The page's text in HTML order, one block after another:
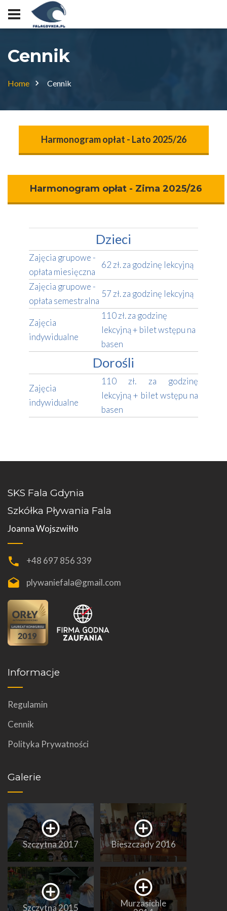
Cennik
Home Cennik
Harmonogram opłat - Lato 2025/26
Harmonogram opłat - Zima 2025/26
Dzieci
Zajęcia grupowe -
opłata miesięczna
62 zł. za godzinę lekcyjną
Zajęcia grupowe -
opłata semestralna
57 zł. za godzinę lekcyjną
Zajęcia
indywidualne
110 zł. za godzinę
lekcyjną + bilet wstępu na
basen
Dorośli
Zajęcia
indywidualne
110 zł. za godzinę
lekcyjną + bilet wstępu na
basen
SKS Fala Gdynia
Szkółka Pływania Fala
Joanna Wojszwiłło
+48 697 856 339
plywaniefala@gmail.com
Informacje
Regulamin
Cennik
Polityka Prywatności
Galerie
Szczytna 2017 Bieszczady 2016
Szczytna 2015
Murzasichle